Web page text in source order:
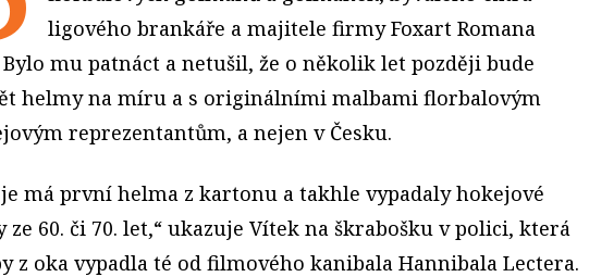
ligového brankáře a majitele firmy Foxart Romana
mu patnáct a netušil, že o několik let později bude
helmy na míru a s originálními malbami florbalovým
reprezentantům, a nejen v Česku.
je má první helma z karto­nu a takhle vypadaly hokejové
ze 60. či 70. let,“ ukazuje Vítek na škrabošku v polici, která
z oka vypadla té od filmového kanibala Hannibala Lectera.